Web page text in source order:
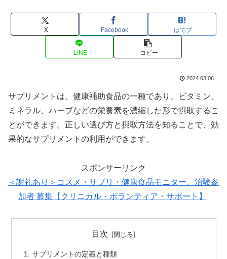
X Facebook はてブ
LINE コピー
2024.03.06
サプリメントは、健康補助食品の一種であり、ビタミン、
ミネラル、ハーブなどの栄養素を濃縮した形で摂取するこ
とができます。正しい選び方と摂取方法を知ることで、効
果的なサプリメントの利用ができます。
スポンサーリンク
＜謝礼あり＞コスメ・サプリ・健康食品モニター、治験参
加者 募集【クリニカル・ボランティア・サポート】
目次
サプリメントの定義と種類